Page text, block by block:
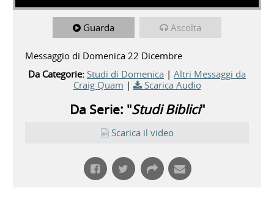
Guarda Ascolta
Messaggio di Domenica 22 Dicembre
Da Categorie: Studi di Domenica | Altri Messaggi da
Craig Quam | Scarica Audio
Da Serie: "Studi Biblici"
Scarica il video